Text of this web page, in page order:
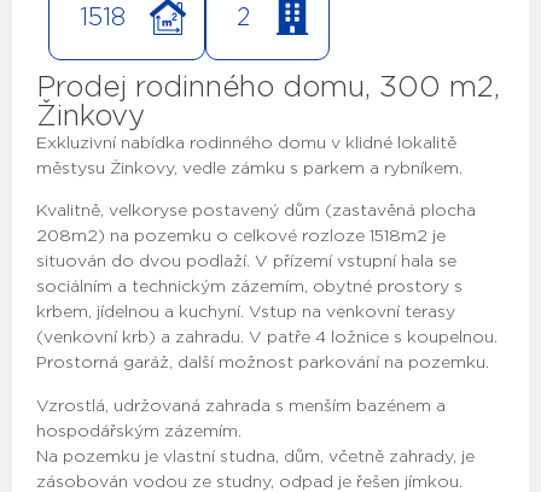
1518 2
Prodej rodinného domu, 300 m2,
Žinkovy
Exkluzivní nabídka rodinného domu v klidné lokalitě
městysu Žinkovy, vedle zámku s parkem a rybníkem.
Kvalitně, velkoryse postavený dům (zastavěná plocha
208m2) na pozemku o celkové rozloze 1518m2 je
situován do dvou podlaží. V přízemí vstupní hala se
sociálním a technickým zázemím, obytné prostory s
krbem, jídelnou a kuchyní. Vstup na venkovní terasy
(venkovní krb) a zahradu. V patře 4 ložnice s koupelnou.
Prostorná garáž, další možnost parkování na pozemku.
Vzrostlá, udržovaná zahrada s menším bazénem a
hospodářským zázemím.
Na pozemku je vlastní studna, dům, včetně zahrady, je
zásobován vodou ze studny, odpad je řešen jímkou.